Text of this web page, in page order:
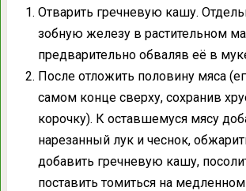
Отварить гречневую кашу.
зобную железу в растительном
предварительно обваляв её в
После отложить половину мяса
самом конце сверху, сохранив
корочку). К оставшемуся мясу
нарезанный лук и чеснок,
добавить гречневую кашу,
поставить томиться на